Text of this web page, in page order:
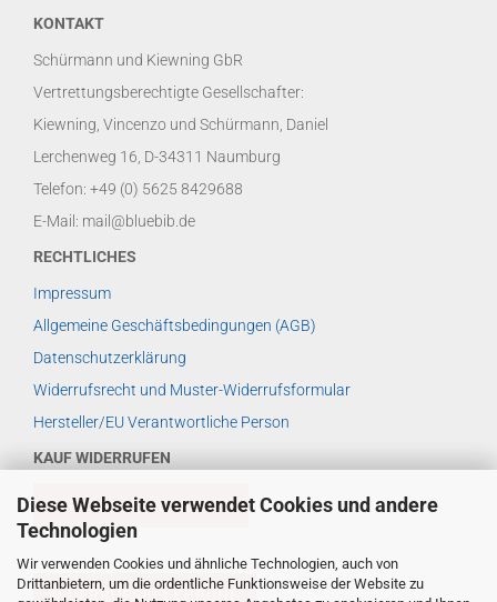
Diese Webseite verwendet Cookies und andere
Technologien
Wir verwenden Cookies und ähnliche Technologien, auch von
Drittanbietern, um die ordentliche Funktionsweise der Website zu
KONTAKT
Schürmann und Kiewning GbR
Vertrettungsberechtigte Gesellschafter:
Kiewning, Vincenzo und Schürmann, Daniel
Lerchenweg 16, D-34311 Naumburg
Telefon: +49 (0) 5625 8429688
E-Mail: mail@bluebib.de
RECHTLICHES
Impressum
Allgemeine Geschäftsbedingungen (AGB)
Datenschutzerklärung
Widerrufsrecht und Muster-Widerrufsformular
Hersteller/EU Verantwortliche Person
KAUF WIDERRUFEN
VERTRAG WIDERRUFEN
WIDERRUFSBELEHRUNG